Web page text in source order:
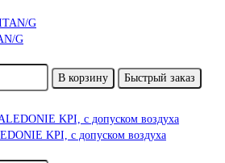
G
В корзину
Быстрый заказ
KPI, с допуском воздуха